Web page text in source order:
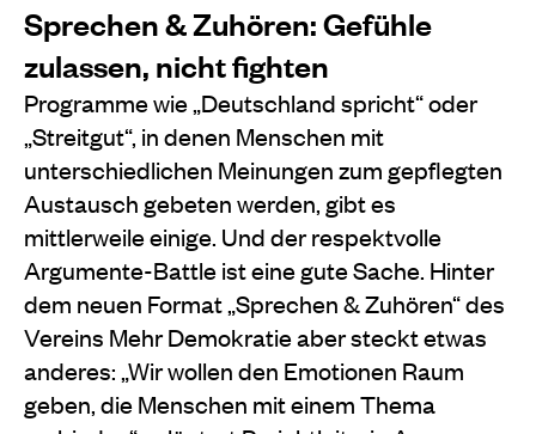
Sprechen & Zuhören: Gefühle
zulassen, nicht fighten
Programme wie „Deutschland spricht“ oder
„Streitgut“, in denen Menschen mit
unterschiedlichen Meinungen zum gepflegten
Austausch gebeten werden, gibt es
mittlerweile einige. Und der respektvolle
Argumente-Battle ist eine gute Sache. Hinter
dem neuen Format „Sprechen & Zuhören“ des
Vereins Mehr Demokratie aber steckt etwas
anderes: „Wir wollen den Emotionen Raum
geben, die Menschen mit einem Thema